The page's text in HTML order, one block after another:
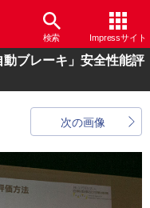
検索 Impressサイト
ブレーキ」安全性能評
次の画像